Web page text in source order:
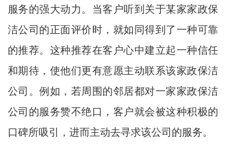
服务的强大动力。当客户听到关于某家家政保
洁公司的正面评价时，就如同得到了一种可靠
的推荐。这种推荐在客户心中建立起一种信任
和期待，使他们更有意愿主动联系该家政保洁
公司。例如，若周围的邻居都对一家家政保洁
公司的服务赞不绝口，客户就会被这种积极的
口碑所吸引，进而主动去寻求该公司的服务。